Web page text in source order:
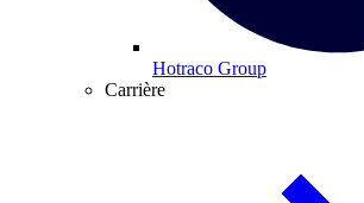
Hotraco Group
Carrière